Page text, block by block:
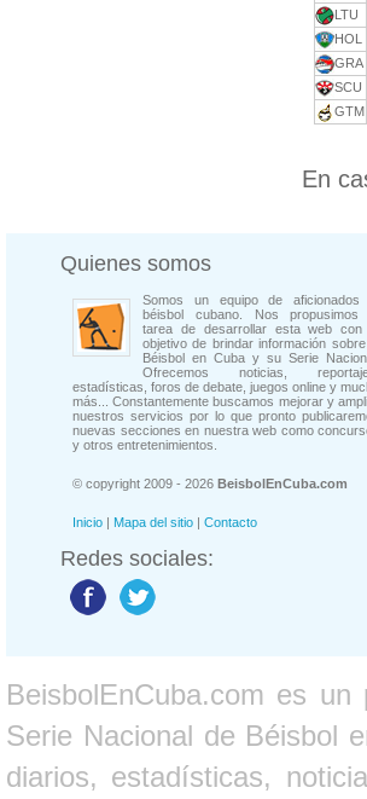
LTU
HOL
GRA
SCU
GTM
En
Quienes somos
Somos un equipo de aficionados
béisbol cubano. Nos propusimos
tarea de desarrollar esta web con
objetivo de brindar información
Béisbol en Cuba y su Serie
Ofrecemos noticias,
estadísticas, foros de debate, juegos online y
más... Constantemente buscamos mejorar y
nuestros servicios por lo que pronto
nuevas secciones en nuestra web como
y otros entretenimientos.
© copyright 2009 - 2026 BeisbolEnCuba.com
Inicio | Mapa del sitio | Contacto
Redes sociales:
BeisbolEnCuba.com es
Serie Nacional de Béisbol
diarios, estadísticas,